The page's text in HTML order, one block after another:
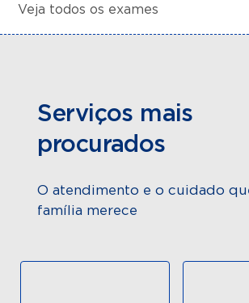
Veja todos os exames
Serviços mais
procurados
O atendimento e o cuidado
família merece